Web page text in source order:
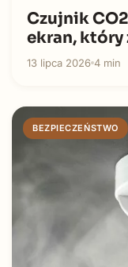
Czujnik
ekran, który
13 lipca 2026 4 min
BEZPIECZEŃSTWO